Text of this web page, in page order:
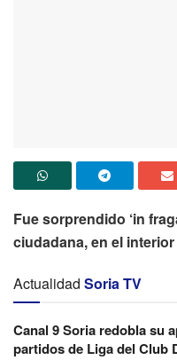
Fue sorprendido ‘in
ciudadana, en el
Actualidad Soria TV
Canal 9 Soria redobla su
partidos de Liga del Club